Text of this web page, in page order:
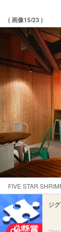
( 画像15/23 )
FIVE STAR
ジ